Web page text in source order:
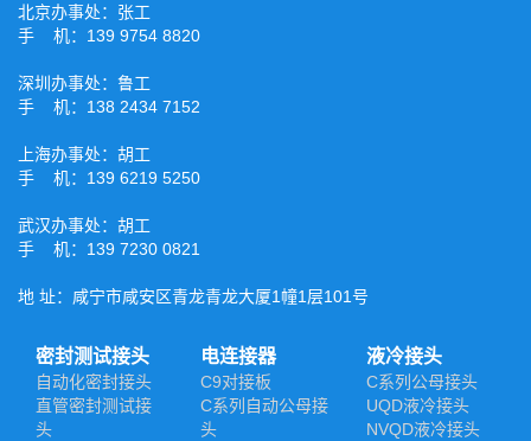
北京办事处：张工
手 机：139 9754 8820
深圳办事处：鲁工
手 机：138 2434 7152
上海办事处：胡工
手 机：139 6219 5250
武汉办事处：胡工
手 机：139 7230 0821
地 址：咸宁市咸安区青龙青龙大厦1幢1层101号
密封测试接头
自动化密封接头
直管密封测试接
头
电连接器
C9对接板
C系列自动公母接
头
液冷接头
C系列公母接头
UQD液冷接头
NVQD液冷接头